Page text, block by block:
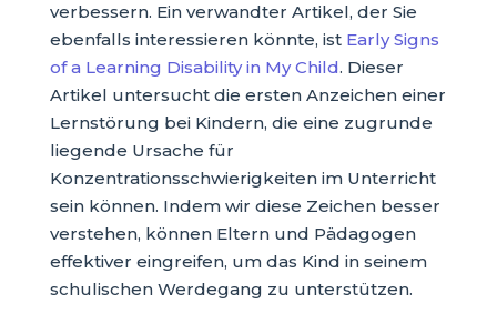
verbessern. Ein verwandter Artikel, der Sie
ebenfalls interessieren könnte, ist Early Signs
of a Learning Disability in My Child. Dieser
Artikel untersucht die ersten Anzeichen einer
Lernstörung bei Kindern, die eine zugrunde
liegende Ursache für
Konzentrationsschwierigkeiten im Unterricht
sein können. Indem wir diese Zeichen besser
verstehen, können Eltern und Pädagogen
effektiver eingreifen, um das Kind in seinem
schulischen Werdegang zu unterstützen.